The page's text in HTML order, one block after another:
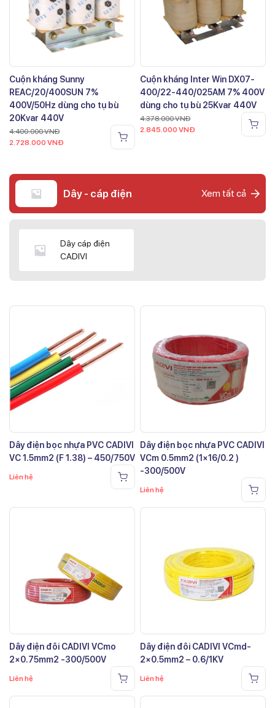
Cuộn kháng Sunny
REAC/20/400SUN 7%
400V/50Hz dùng cho tụ bù
20Kvar 440V
4.400.000VNĐ
2.728.000 VNĐ
Cuộn kháng Inter Win DX07-
400/22-440/025AM 7% 400V
dùng cho tụ bù 25Kvar 440V
4.378.000VNĐ
2.845.000 VNĐ
Dây - cáp điện Xem tất cả
Dây cáp điện
CADIVI
Dây điện bọc nhựa PVC CADIVI
VC 1.5mm2 (F 1.38) – 450/750V
Liên hệ
Dây điện bọc nhựa PVC CADIVI
VCm 0.5mm2 (1×16/0.2 )
-300/500V
Liên hệ
Dây điện đôi CADIVI VCmo
2×0.75mm2 -300/500V
Liên hệ
Dây điện đôi CADIVI VCmd-
2×0.5mm2 – 0.6/1KV
Liên hệ